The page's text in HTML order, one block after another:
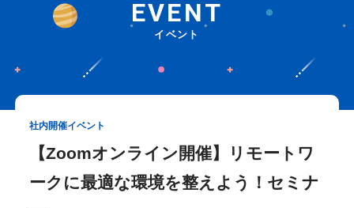
EVENT
イベント
社内開催イベント
【Zoomオンライン開催】リモートワ
ークに最適な環境を整えよう！セミナ